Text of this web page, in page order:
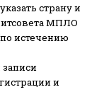
страну и
МПЛО
истечению
и